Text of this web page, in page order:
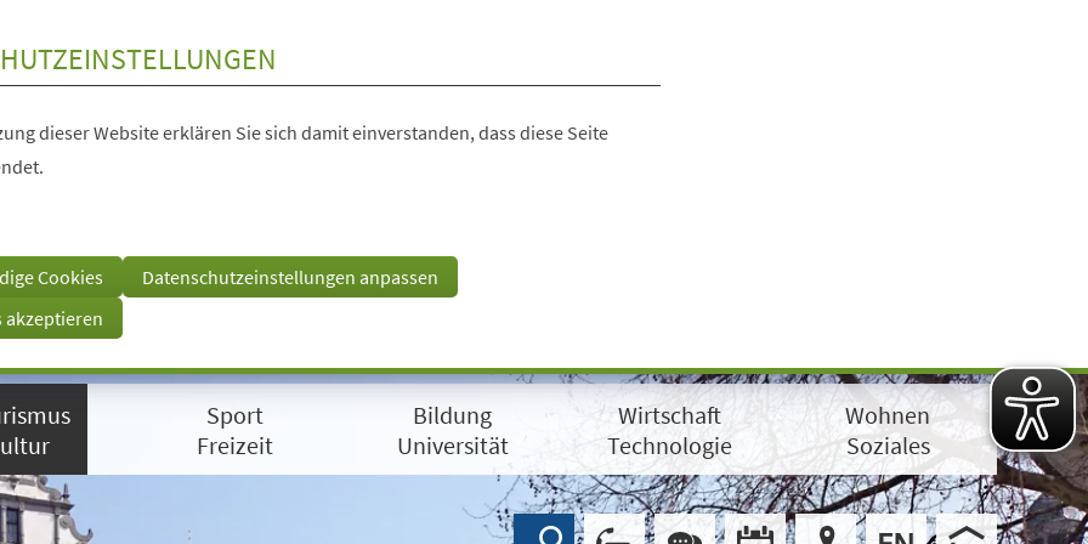
dieser Website erklären Sie sich damit einverstanden, dass diese Seite
Cookies
Datenschutzeinstellungen anpassen
akzeptieren
Sport
Freizeit
Bildung
Universität
Wirtschaft
Technologie
Wohnen
Soziales